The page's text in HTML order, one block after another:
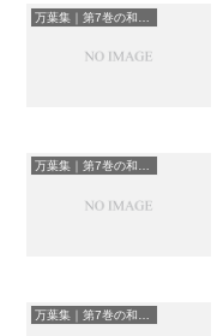
万葉集｜第7巻の和歌一覧